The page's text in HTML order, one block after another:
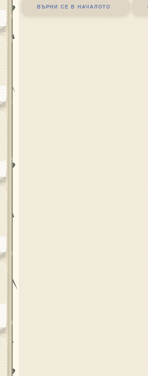
върни се в началото